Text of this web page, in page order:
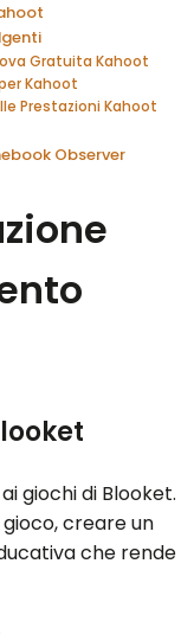
Gratuita Kahoot
Kahoot
Prestazioni Kahoot
Observer
giochi di Blooket.
creare un
che rende